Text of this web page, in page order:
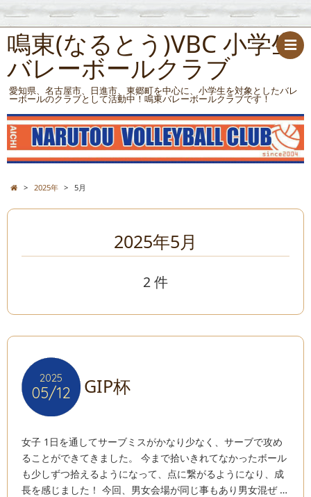
鳴東(なるとう)VBC 小学生
バレーボールクラブ
愛知県、名古屋市、日進市、東郷町を中心に、小学生を対象としたバレ
ーボールのクラブとして活動中！鳴東バレーボールクラブです！
> 2025年 > 5月
2025年5月
2 件
2025
05/12
2025
05/12 GIP杯
女子 1日を通してサーブミスがかなり少なく、サーブで攻め
ることができてきました。 今まで拾いきれてなかったボール
も少しずつ拾えるようになって、点に繋がるようになり、成
長を感じました！ 今回、男女会場が同じ事もあり男女混ぜ …